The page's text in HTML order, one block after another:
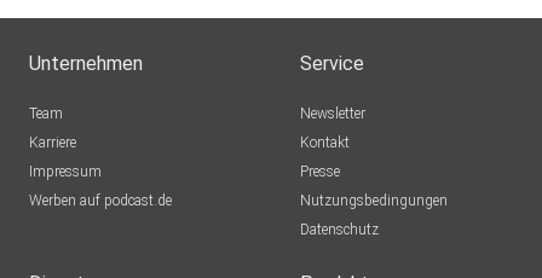
Unternehmen
Team
Karriere
Impressum
Werben auf podcast.de
Service
Newsletter
Kontakt
Presse
Nutzungsbedingungen
Datenschutz